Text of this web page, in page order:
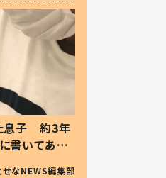
息子 約3年
書いてあっ
せなNEWS編集部